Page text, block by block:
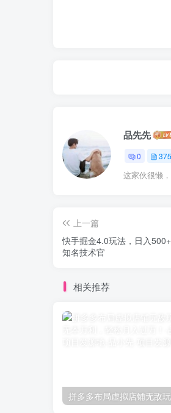
品先先
0
这家伙很懒
上一篇
快手掘金4.0玩法，日入
知名技术官
相关推荐